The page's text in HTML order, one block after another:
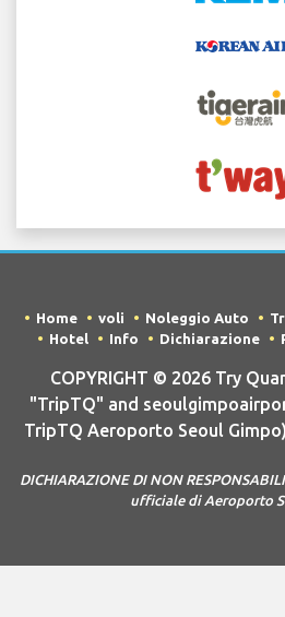
Home voli Noleggio Auto
Hotel
Info Dichiarazione
COPYRIGHT © 2026 Try
"TripTQ" and
TripTQ Aeroporto Seoul
DICHIARAZIONE DI NON
ufficiale di Aeroporto